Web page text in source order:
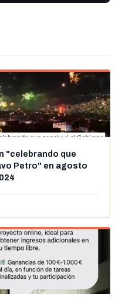
"celebrando que
Petro" en agosto